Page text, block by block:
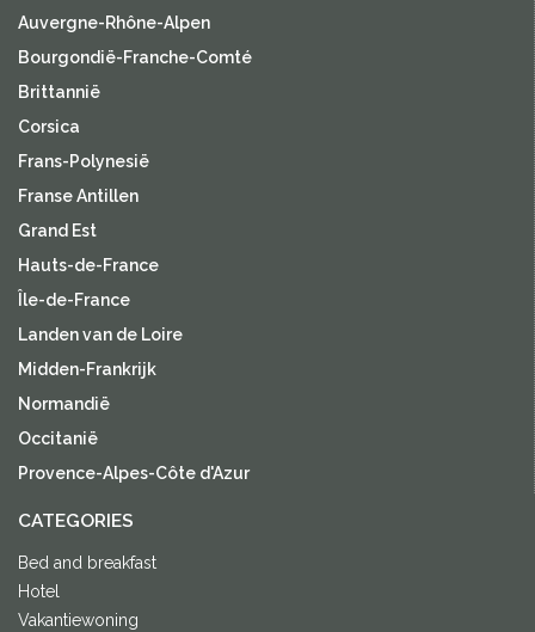
Auvergne-Rhône-Alpen
Bourgondië-Franche-Comté
Brittannië
Corsica
Frans-Polynesië
Franse Antillen
Grand Est
Hauts-de-France
Île-de-France
Landen van de Loire
Midden-Frankrijk
Normandië
Occitanië
Provence-Alpes-Côte d'Azur
CATEGORIES
Bed and breakfast
Hotel
Vakantiewoning